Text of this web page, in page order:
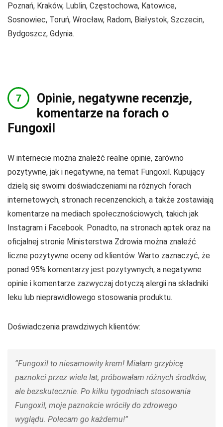
Poznań, Kraków, Lublin, Częstochowa, Katowice,
Sosnowiec, Toruń, Wrocław, Radom, Białystok, Szczecin,
Bydgoszcz, Gdynia.
Opinie, negatywne recenzje,
komentarze na forach o
Fungoxil
W internecie można znaleźć realne opinie, zarówno
pozytywne, jak i negatywne, na temat Fungoxil. Kupujący
dzielą się swoimi doświadczeniami na różnych forach
internetowych, stronach recenzenckich, a także zostawiają
komentarze na mediach społecznościowych, takich jak
Instagram i Facebook. Ponadto, na stronach aptek oraz na
oficjalnej stronie Ministerstwa Zdrowia można znaleźć
liczne pozytywne oceny od klientów. Warto zaznaczyć, że
ponad 95% komentarzy jest pozytywnych, a negatywne
opinie i komentarze zazwyczaj dotyczą alergii na składniki
leku lub nieprawidłowego stosowania produktu.
Doświadczenia prawdziwych klientów:
“Fungoxil to niesamowity krem! Miałam grzybicę
paznokci przez wiele lat, próbowałam różnych środków,
ale bezskutecznie. Po kilku tygodniach stosowania
Fungoxil, moje paznokcie wróciły do zdrowego
wyglądu. Polecam go każdemu!”